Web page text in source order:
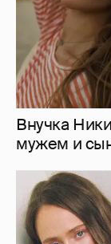
Внучка
мужем и